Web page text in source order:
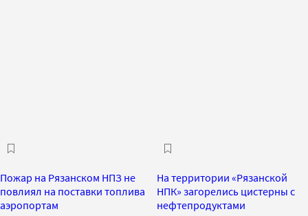
Пожар на Рязанском НПЗ не
повлиял на поставки топлива
аэропортам
На территории «Рязанской
НПК» загорелись цистерны с
нефтепродуктами